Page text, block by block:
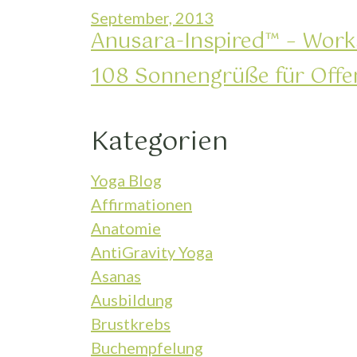
September, 2013
Anusara-Inspired™ –
108 Sonnengrüße für
Kategorien
Yoga Blog
Affirmationen
Anatomie
AntiGravity Yoga
Asanas
Ausbildung
Brustkrebs
Buchempfelung